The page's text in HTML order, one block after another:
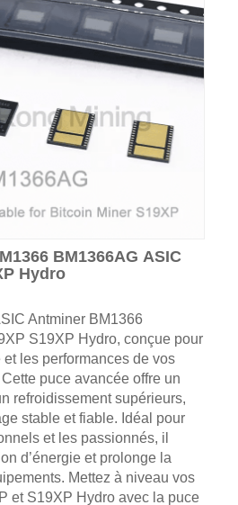
BM1366AG ASIC
Hydro
Antminer BM1366
S19XP Hydro, conçue pour
les performances de vos
puce avancée offre un
refroidissement supérieurs,
stable et fiable. Idéal pour
et les passionnés, il
d’énergie et prolonge la
Mettez à niveau vos
et S19XP Hydro avec la puce